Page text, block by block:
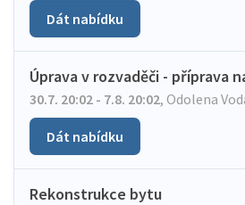
Dát nabídku
Úprava v rozvaděči - příprava
30.7. 20:02 - 7.8. 20:02, Odolena
Dát nabídku
Rekonstrukce bytu